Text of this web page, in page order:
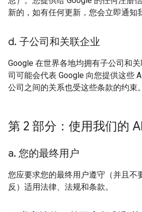
新的，如有任何更新，您会立即通知
d. 子公司和关联企业
Google 在世界各地均拥有子公司和
司可能会代表 Google 向您提供这些
公司之间的关系也受这些条款的约束。
第 2 部分：使用我们的
a. 您的最终用户
您应要求您的最终用户遵守（并且不
反）适用法律、法规和条款。